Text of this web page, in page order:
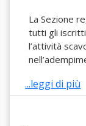
La Sezione
tutti gli
l’attività
...leggi di più